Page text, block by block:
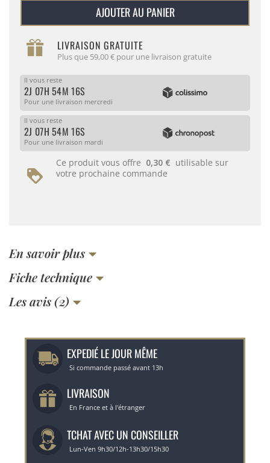
AJOUTER AU PANIER
LIVRAISON GRATUITE
Plus que 59,00 € pour une livraison gratuite
Il vous reste
2J 07H 54M 15S
Pour une livraison mercredi
Il vous reste
2J 07H 54M 15S
Pour une livraison mardi
Ce produit vous offre 0,30 € utilisable sur
votre prochaine commande
En savoir plus
Fiche technique
Les avis (2)
EXPEDIÉ LE JOUR MÊME
Si commande passé avant 13h
LIVRAISON
En France et à l'étranger
TCHAT AVEC UN CONSEILLER
Lun-Ven 9h30/12h-13h30/15h30